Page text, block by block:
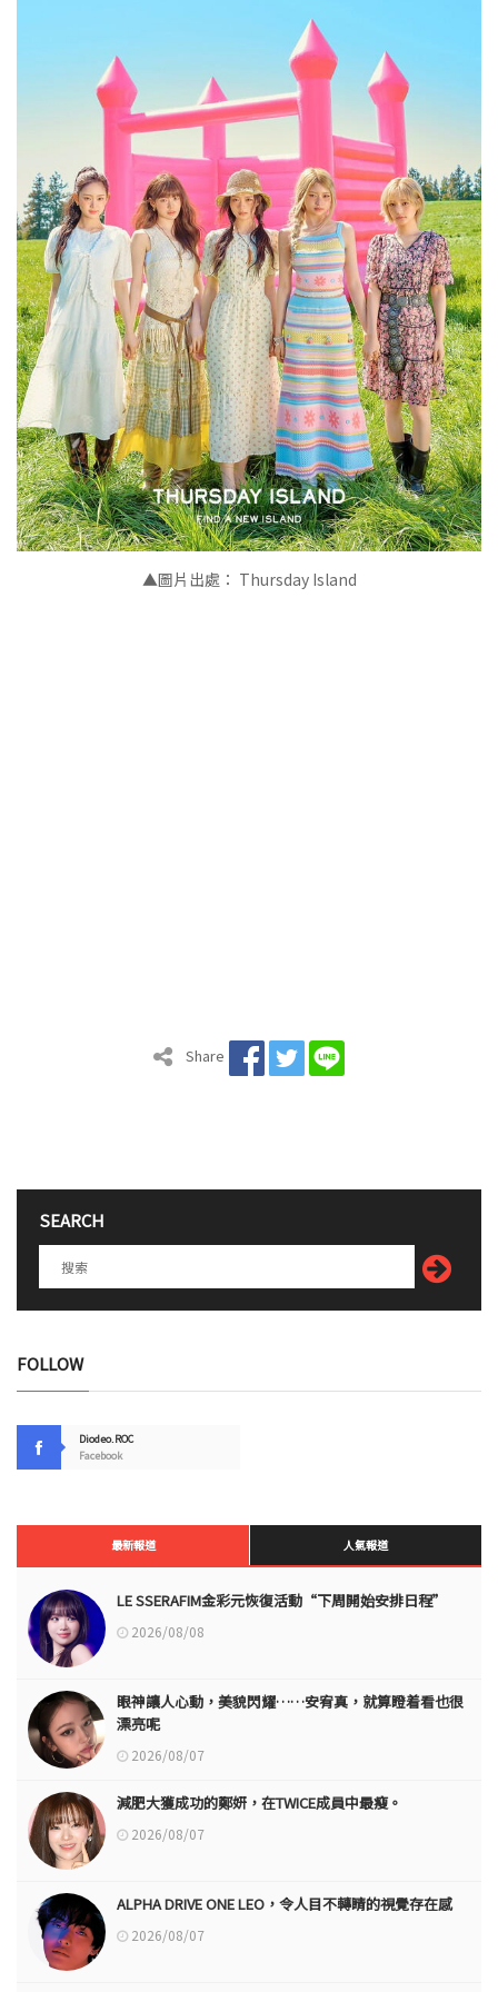
▲圖片出處： Thursday Island
Share
SEARCH
FOLLOW
Diodeo.ROC
Facebook
最新報道 人氣報道
LE SSERAFIM金彩元恢復活動“下周開始安排日程”
2026/08/08
眼神讓人心動，美貌閃耀……安宥真，就算瞪着看也很
漂亮呢
2026/08/07
減肥大獲成功的鄭妍，在TWICE成員中最瘦。
2026/08/07
ALPHA DRIVE ONE LEO，令人目不轉睛的視覺存在感
2026/08/07